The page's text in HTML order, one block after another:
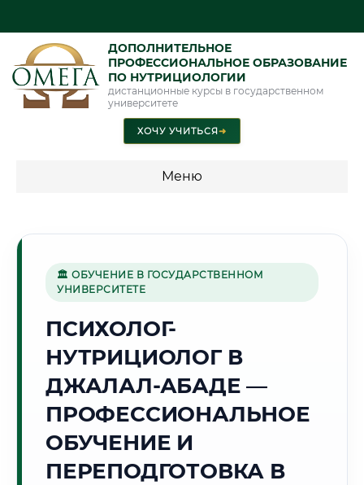
ДОПОЛНИТЕЛЬНОЕ
ПРОФЕССИОНАЛЬНОЕ ОБРАЗОВАНИЕ
ПО НУТРИЦИОЛОГИИ
дистанционные курсы в государственном
университете
ХОЧУ УЧИТЬСЯ➜
Меню
🌿
Г. ДЖАЛАЛ-АБАД
Точное местное время:
04:16:33
2026 г.
Погода в г. Джалал-Абад:☀️ +21°C,Ясно
🏛 ОБУЧЕНИЕ В ГОСУДАРСТВЕННОМ
УНИВЕРСИТЕТЕ
ПСИХОЛОГ-
НУТРИЦИОЛОГ В
ДЖАЛАЛ-АБАДЕ —
ПРОФЕССИОНАЛЬНОЕ
ОБУЧЕНИЕ И
ПЕРЕПОДГОТОВКА В